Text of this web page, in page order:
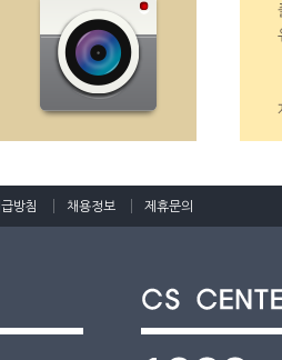
방침 채용정보 제휴문의